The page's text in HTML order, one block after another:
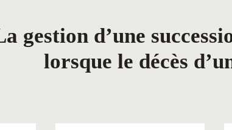
gestion d’une
lorsque le décès